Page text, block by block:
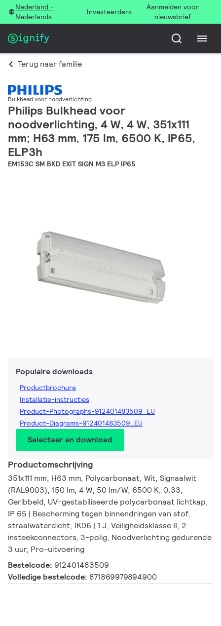
Nederland -
Nederlands
Investeerders
Aanmelden voor
nieuwsbrief
Terug naar familie
Bulkhead voor noodverlichting
Philips Bulkhead voor
noodverlichting, 4 W, 4 W, 351x111
mm; H63 mm, 175 lm, 6500 K, IP65,
ELP3h
EM153C SM BKD EXIT SIGN M3 ELP IP65
Populaire downloads
Productbrochure
Installatie-instructies
Product-Photographs-912401483509_EU
Product-Diagrams-912401483509_EU
Selecteer en download
Productomschrijving
351x111 mm; H63 mm, Polycarbonaat, Wit, Signaalwit
(RAL9003), 150 lm, 4 W, 50 lm/W, 6500 K, 0.33,
Geribbeld, UV-gestabiliseerde polycarbonaat lichtkap,
IP 65 | Bescherming tegen binnendringen van stof,
straalwaterdicht, IK06 | 1 J, Veiligheidsklasse II, 2
insteekconnectors, 3-polig, Noodverlichting gedurende
3 uur, Pro-uitvoering
Bestelcode: 912401483509
Volledige bestelcode: 871869979894900